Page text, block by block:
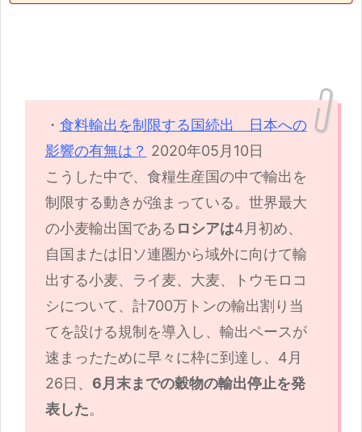
・ 食料輸出を制限する国続出 日本への
影響の有無は？ 2020年05月10日
こうした中で、食糧生産国の中で輸出を
制限する動きが強まっている。世界最大
の小麦輸出国である ロシアは4月初め、
自国または旧ソ連圏から域外に向けて輸
出する小麦、ライ麦、大麦、トウモロコ
シについて、計700万トンの輸出割り当
てを設ける規制を導入し、輸出ペースが
速まったために早々に枠に到達し、4月
26日、 6月末までの穀物の輸出停止を発
表した。